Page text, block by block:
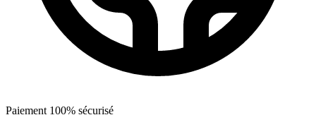
Paiement 100% sécurisé